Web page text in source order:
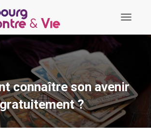
f
e
r
m
e
connaître son avenir
gratuitement ?